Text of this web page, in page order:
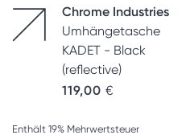
Chrome Industries
Umhängetasche
KADET - Black
(reflective)
119,00 €
Enthält 19% Mehrwertsteuer